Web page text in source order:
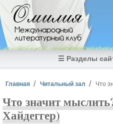
Перейти к основному содержанию
Омилия
Международный
литературный клуб
☰ Разделы
Вы здесь
Главная Читальный зал Что
Что значит
Хайдеггер)